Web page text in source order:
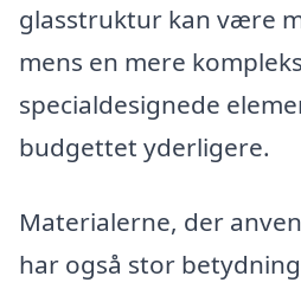
glasstruktur kan være
mens en mere
specialdesignede
budgettet yderligere.
Materialerne, der
har også stor